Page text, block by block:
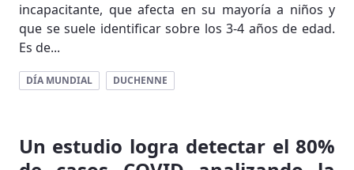
incapacitante, que afecta en su mayoría a niños y
que se suele identificar sobre los 3-4 años de edad.
Es de...
DÍA MUNDIAL DUCHENNE
Un estudio logra detectar el 80%